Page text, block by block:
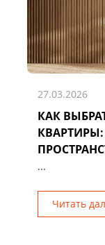
27.03.2026
КАК
...
Читать